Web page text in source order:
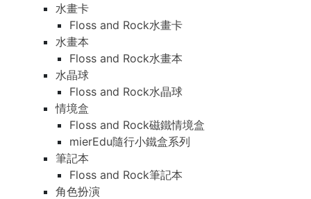
水畫卡
Floss and Rock水畫卡
水畫本
Floss and Rock水畫本
水晶球
Floss and Rock水晶球
情境盒
Floss and Rock磁鐵情境盒
mierEdu隨行小鐵盒系列
筆記本
Floss and Rock筆記本
角色扮演